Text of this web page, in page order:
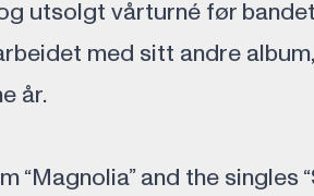
utsolgt vårturné før
med sitt andre
år.
“Magnolia” and the singles